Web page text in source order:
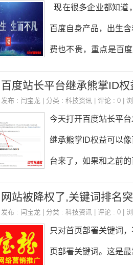
现在很多企业都知道
百度自身产品，出生
费也不贵，重点是百
呢？ 接下来，我将围
百度站长平台继承熊掌ID权
发布 : 闫宝龙 | 分类 : 科技资讯 | 评论 : 0 |
今天打开百度站长平
继承熊掌ID权益可以
台来了，如果和之前
提交移动端页面及移
网站被降权了,关键词排名
发布 : 闫宝龙 | 分类 : 科技资讯 | 评论 : 0 |
只对首页部署关键词
页部署关键词。这是